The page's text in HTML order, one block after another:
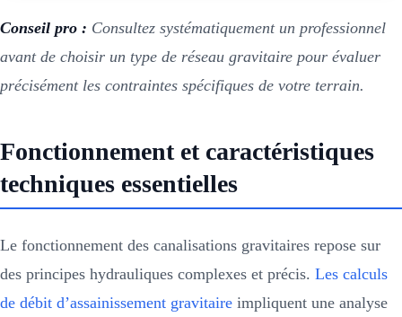
Conseil pro : Consultez systématiquement un professionnel
avant de choisir un type de réseau gravitaire pour évaluer
précisément les contraintes spécifiques de votre terrain.
Fonctionnement et caractéristiques
techniques essentielles
Le fonctionnement des canalisations gravitaires repose sur
des principes hydrauliques complexes et précis. Les calculs
de débit d’assainissement gravitaire impliquent une analyse